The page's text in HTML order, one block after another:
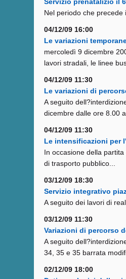
Nel periodo che precede
04/12/09 16:00
Le variazioni
mercoledì 9 dicembre
lavori stradali, le linee
04/12/09 11:30
Le variazioni di
A seguito
dicembre dalle ore 8.00
04/12/09 11:30
Le intensificazioni per
In occasione della
di trasporto pubblico...
03/12/09 18:30
Servizio integrativo
A seguito dei lavori di
03/12/09 11:30
Variazioni di percorso
A seguito
34, 35 e 35 barrata
02/12/09 18:00